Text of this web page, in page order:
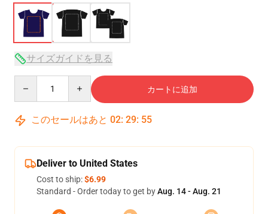
サイズガイドを見る
カートに追加
このセールはあと 02: 29: 54
Deliver to United States
Cost to ship:$6.99
Standard - Order today to get byAug. 14 - Aug. 21